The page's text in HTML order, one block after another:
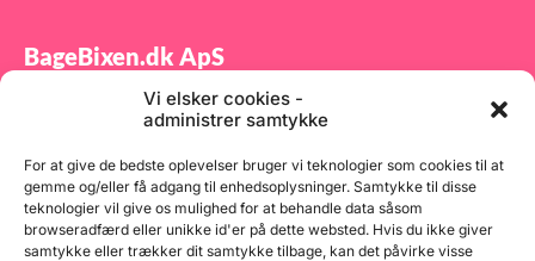
Vi elsker cookies -
administrer samtykke
For at give de bedste oplevelser bruger vi teknologier som cookies til at
gemme og/eller få adgang til enhedsoplysninger. Samtykke til disse
teknologier vil give os mulighed for at behandle data såsom
browseradfærd eller unikke id'er på dette websted. Hvis du ikke giver
samtykke eller trækker dit samtykke tilbage, kan det påvirke visse
BageBixen.dk ApS
Tilmeld dig vores nyhedsbrev og modtag gode tilbud
samt spændende produktnyheder direkte i din
indbakke.